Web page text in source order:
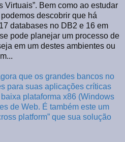
Virtuais”. Bem como ao estudar
descobrir que há
databases no DB2 e 16 em
pode planejar um processo de
em um destes ambientes ou
que os grandes bancos no
para suas aplicações críticas
plataforma x86 (Windows
de Web. É também este um
platform” que sua solução